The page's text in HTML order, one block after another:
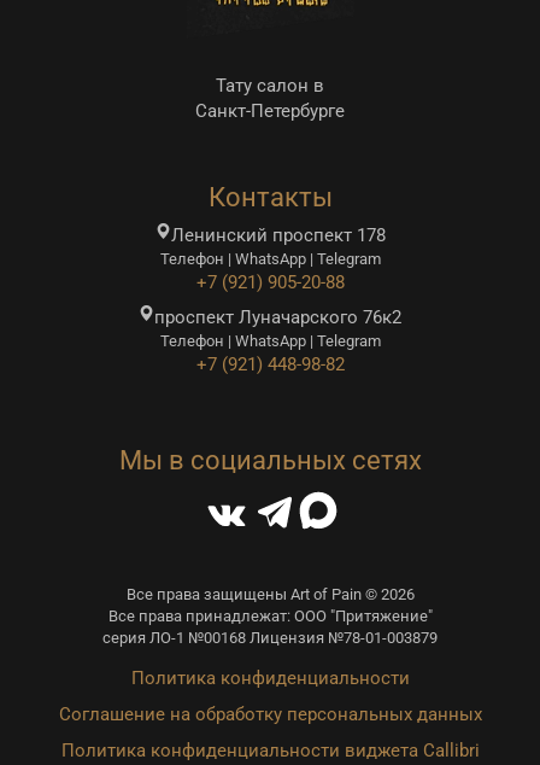
Тату салон в
Санкт-Петербурге
Контакты
Ленинский проспект 178
Телефон | WhatsApp | Telegram
+7 (921) 905-20-88
проспект Луначарского 76к2
Телефон | WhatsApp | Telegram
+7 (921) 448-98-82
Мы в социальных сетях
Все права защищены Art of Pain © 2026
Все права принадлежат: ООО "Притяжение"
серия ЛО-1 №00168 Лицензия №78-01-003879
Политика конфиденциальности
Соглашение на обработку персональных данных
Политика конфиденциальности виджета Callibri